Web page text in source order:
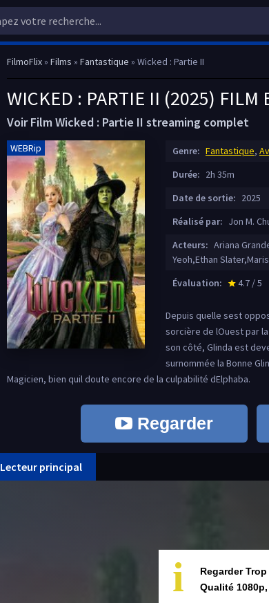
FilmoFlix» Films » Fantastique » Wicked : Partie II
WICKED : PARTIE II (2025) FILM
Voir Film Wicked : Partie II streaming complet
WEBRip Genre: Fantastique,
Durée: 2h 35m
Date de sortie: 2025
Réalisé par: Jon M.
Acteurs: Ariana
Yeoh,Ethan
Évaluation:
4.7 / 5
Depuis quelle sest
sorcière de lOuest par
son côté, Glinda est
surnommée la Bonne
Magicien, bien quil doute encore de la culpabilité dElphaba.
Regarder
Lecteur principal
i
Regarder
Qualité 1080p,